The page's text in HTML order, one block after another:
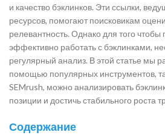
и качество бэклинков. Эти ссылки,
ресурсов, помогают поисковикам
релевантность. Однако для того чтобы
эффективно работать с бэклинками,
регулярный анализ. В этой статье мы
помощью популярных инструментов,
SEMrush, можно анализировать
позиции и достичь стабильного роста
Содержание